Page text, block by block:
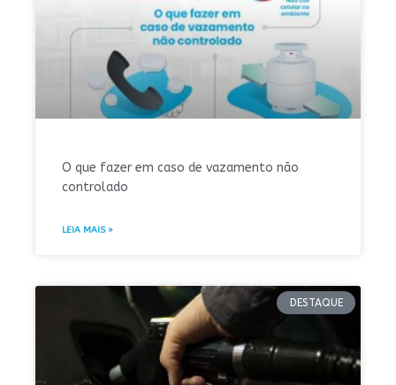
O que fazer em caso de vazamento não
controlado
LEIA MAIS »
DESTAQUE